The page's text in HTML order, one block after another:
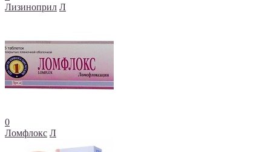
Лизиноприл Л
0
Ломфлокс Л